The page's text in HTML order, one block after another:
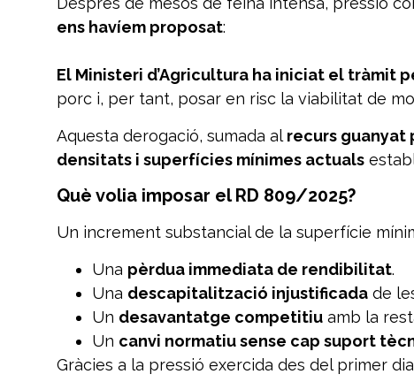
ens havíem proposat:
El Ministeri d’Agricultura ha iniciat el tràmit
porc i, per tant, posar en risc la viabilitat de
Aquesta derogació, sumada al recurs guanyat
densitats i superfícies mínimes actuals
Què volia imposar el RD 809/2025?
Un increment substancial de la superfície
Una pèrdua immediata de rendibilitat.
Una descapitalització injustificada de
Un desavantatge competitiu amb la
Un canvi normatiu sense cap suport
Gràcies a la pressió exercida des del primer